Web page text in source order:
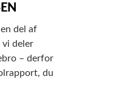
del af
vi deler
– derfor
du